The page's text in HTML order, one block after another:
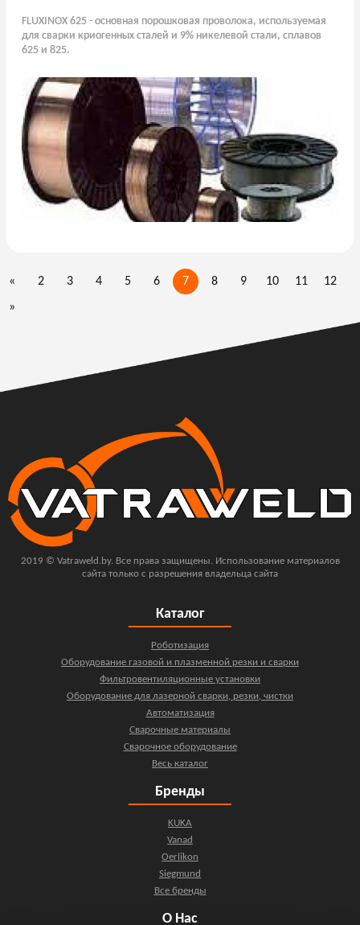
FLUXINOX 625 - основная порошковая проволока, используемая
для сварки криогенных сталей и 9% никелевой стали, сплавов
625 и 825.
« 2 3 4 5 6 7 8 9 10 11
12
»
2019 © Vatraweld.by. Все права защищены. Использование материалов
сайта только с разрешения владельца сайта
Каталог
Роботизация
Оборудование газовой и плазменной резки и сварки
Фильтровентиляционные установки
Оборудование для лазерной сварки, резки, чистки
Автоматизация
Сварочные материалы
Сварочное оборудование
Весь каталог
Бренды
KUKA
Vanad
Oerlikon
Siegmund
Все бренды
О Нас